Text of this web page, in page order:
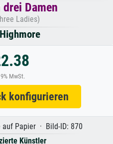
Damen
Ladies)
MwSt.
konfigurieren
Papier · Bild-ID: 870
Künstler